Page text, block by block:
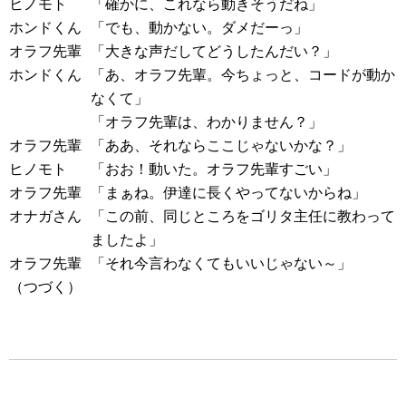
ヒノモト
「確かに、これなら動きそうだね」
ホンドくん
「でも、動かない。ダメだーっ」
オラフ先輩
「大きな声だしてどうしたんだい？」
ホンドくん
「あ、オラフ先輩。今ちょっと、コードが動か
なくて」
「オラフ先輩は、わかりません？」
オラフ先輩
「ああ、それならここじゃないかな？」
ヒノモト
「おお！動いた。オラフ先輩すごい」
オラフ先輩
「まぁね。伊達に長くやってないからね」
オナガさん
「この前、同じところをゴリタ主任に教わって
ましたよ」
オラフ先輩
「それ今言わなくてもいいじゃない～」
（つづく）